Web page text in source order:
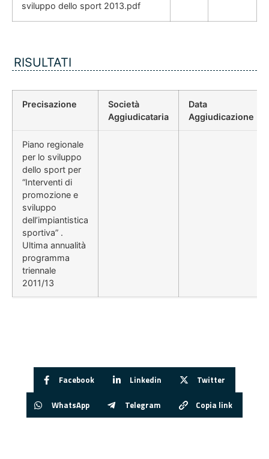
sviluppo dello sport 2013.pdf
RISULTATI
Precisazione
Società
Aggiudicataria
Data
Aggiudicazione
Piano regionale
per lo sviluppo
dello sport per
“Interventi di
promozione e
sviluppo
dell’impiantistica
sportiva” .
Ultima annualità
programma
triennale
2011/13
Facebook Linkedin Twitter
WhatsApp Telegram Copia link